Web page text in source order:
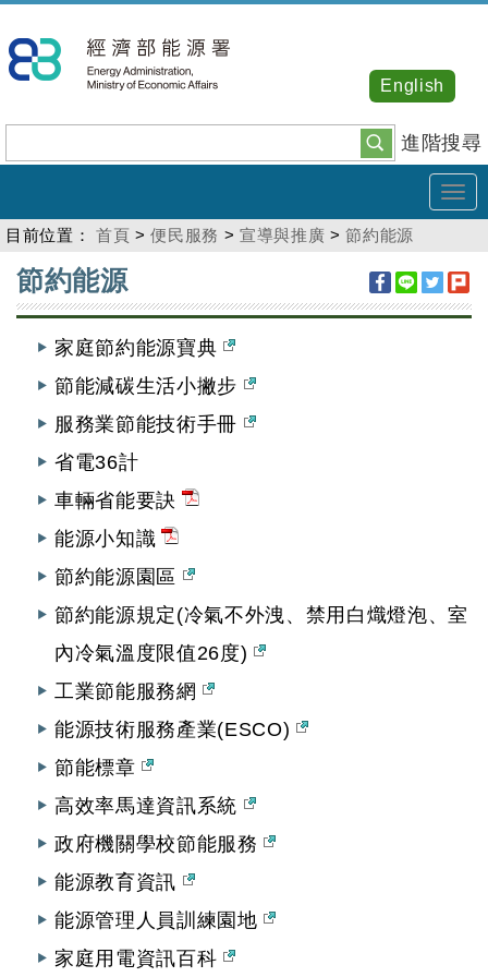
到
主
內
容
進階搜尋
English
目前位置： 首頁 >便民服務 >宣導與推廣 >節約能源
:::
節約能源
家庭節約能源寶典
節能減碳生活小撇步
服務業節能技術手冊
省電36計
車輛省能要訣
能源小知識
節約能源園區
節約能源規定(冷氣不外洩、禁用白熾燈泡、室
內冷氣溫度限值26度)
工業節能服務網
能源技術服務產業(ESCO)
節能標章
高效率馬達資訊系統
政府機關學校節能服務
能源教育資訊
能源管理人員訓練園地
家庭用電資訊百科